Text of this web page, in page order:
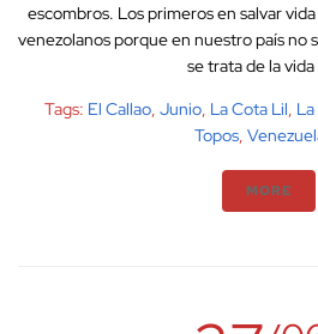
escombros. Los primeros en salvar
venezolanos porque en nuestro país no
se trata de la
Tags: El Callao, Junio, La Cota Lil,
Topos,
MORE